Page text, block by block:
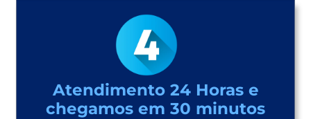
Atendimento 24 Horas e
chegamos em 30 minutos